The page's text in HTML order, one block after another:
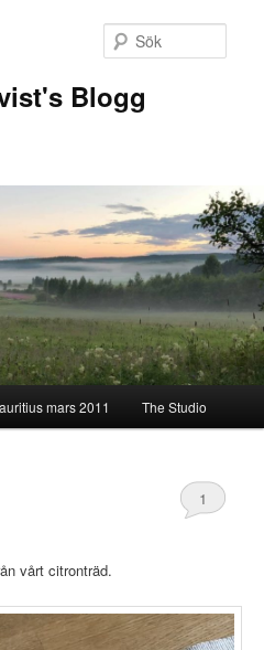
Blogg
mars 2011 The Studio
1
vårt citronträd.